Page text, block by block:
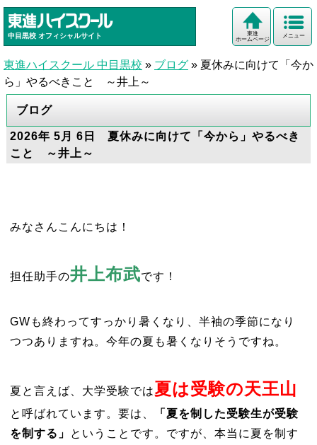
中目黒校 オフィシャルサイト メニュー
東進
ホームページ
東進ハイスクール 中目黒校 » ブログ » 夏休みに向けて「今か
ら」やるべきこと ～井上～
ブログ
2026年 5月 6日 夏休みに向けて「今から」やるべき
こと ～井上～
みなさんこんにちは！
担任助手の井上布武です！
GWも終わってすっかり暑くなり、半袖の季節になり
つつありますね。今年の夏も暑くなりそうですね。
夏と言えば、大学受験では夏は受験の天王山
と呼ばれています。要は、
「夏を制した受験生が受験
を制する」
ということです。ですが、本当に夏を制す